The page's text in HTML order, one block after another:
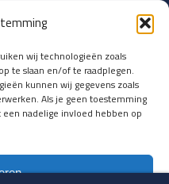
wij technologieën zoals
te slaan en/of te raadplegen.
kunnen wij gegevens zoals
Als je geen toestemming
nadelige invloed hebben op